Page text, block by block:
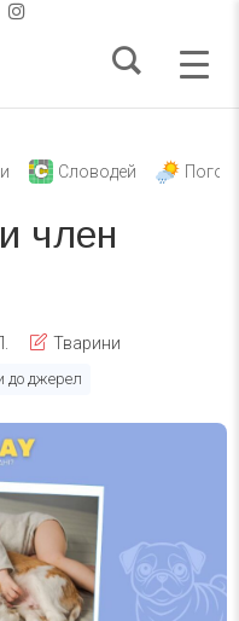
Словодей
член
Тварини
до джерел